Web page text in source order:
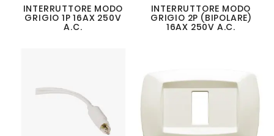
INTERRUTTORE MODO
GRIGIO 1P 16AX 250V
A.C.
INTERRUTTORE MODO
GRIGIO 2P (BIPOLARE)
16AX 250V A.C.